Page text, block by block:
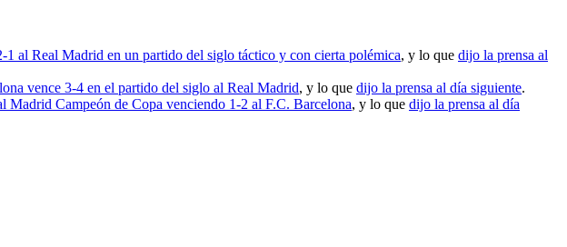
1 al Real Madrid en un partido del siglo táctico y con cierta polémica, y lo que dijo la prensa al
vence 3-4 en el partido del siglo al Real Madrid, y lo que dijo la prensa al día siguiente.
Madrid Campeón de Copa venciendo 1-2 al F.C. Barcelona, y lo que dijo la prensa al día